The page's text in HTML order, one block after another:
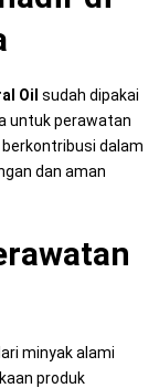
Oil sudah dipakai
untuk perawatan
dalam
dan aman
minyak alami
produk